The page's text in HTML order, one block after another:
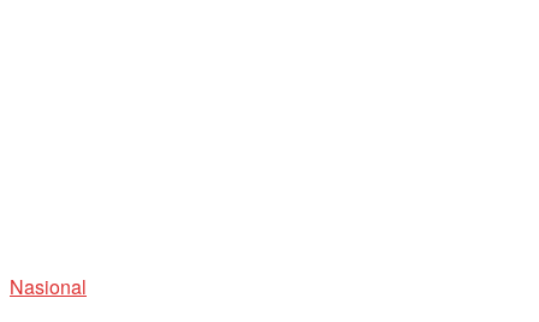
Nasional